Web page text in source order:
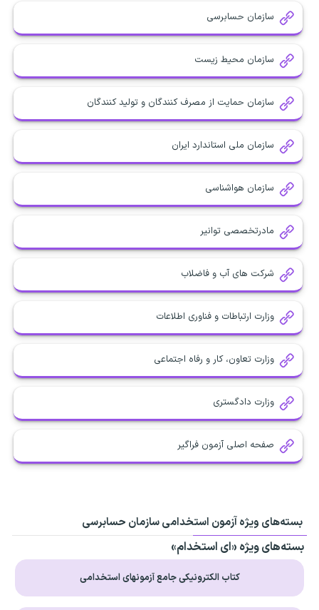
سازمان حسابرسی
سازمان محیط زیست
سازمان حمایت از مصرف کنندگان و تولید کنندگان
سازمان ملی استاندارد ایران
سازمان هواشناسی
مادرتخصصی توانیر
شرکت های آب و فاضلاب
وزارت ارتباطات و فناوری اطلاعات
وزارت تعاون، کار و رفاه اجتماعی
وزارت دادگستری
صفحه اصلی آزمون فراگیر
بسته‌های ویژه آزمون استخدامی سازمان حسابرسی
بسته‌های ویژه «ای استخدام»
کتاب الکترونیکی جامع آزمونهای استخدامی